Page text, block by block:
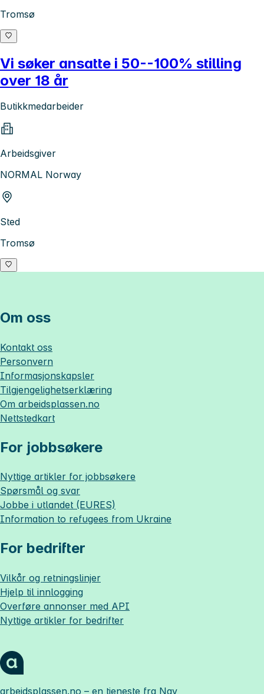
Tromsø
Vi søker ansatte i 50--100% stilling
over 18 år
Butikkmedarbeider
Arbeidsgiver
NORMAL Norway
Sted
Tromsø
Om oss
Kontakt oss
Personvern
Informasjonskapsler
Tilgjengelighetserklæring
Om arbeidsplassen.no
Nettstedkart
For jobbsøkere
Nyttige artikler for jobbsøkere
Spørsmål og svar
Jobbe i utlandet (EURES)
Information to refugees from Ukraine
For bedrifter
Vilkår og retningslinjer
Hjelp til innlogging
Overføre annonser med API
Nyttige artikler for bedrifter
arbeidsplassen.no – en tjeneste fra Nav